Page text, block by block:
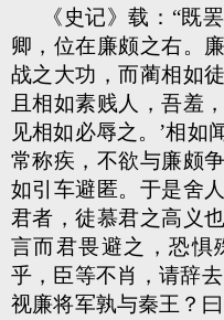
《史记》载：“既
卿，位在廉颇之右。
战之大功，而蔺相如
且相如素贱人，吾羞
见相如必辱之。’相如
常称疾，不欲与廉颇
如引车避匿。于是舍
君者，徒慕君之高义
言而君畏避之，恐惧
乎，臣等不肖，请辞
视廉将军孰与秦王？